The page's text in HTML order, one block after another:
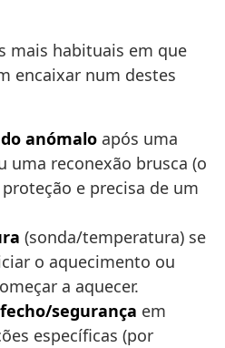
mais habituais em que
encaixar num destes
anómalo após uma
uma reconexão brusca (o
e precisa de um
(sonda/temperatura) se
o aquecimento ou
a aquecer.
segurança em
específicas (por